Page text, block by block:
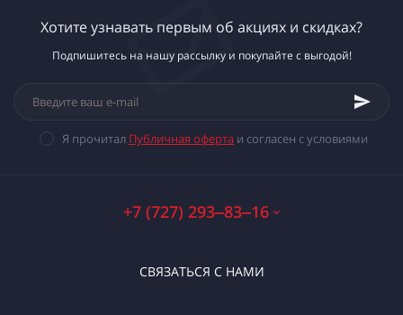
Хотите узнавать первым об акциях и скидках?
Подпишитесь на нашу рассылку и покупайте с выгодой!
Я прочитал Публичная оферта и согласен с условиями
+7 (727) 293‒83‒16
СВЯЗАТЬСЯ С НАМИ